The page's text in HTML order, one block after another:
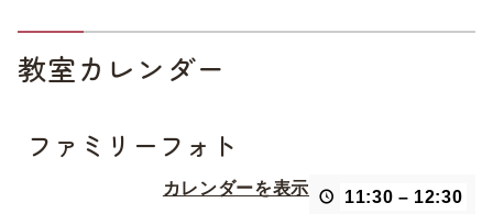
教室カレンダー
ファミリーフォト
11:30 – 12:30
カレンダーを表示